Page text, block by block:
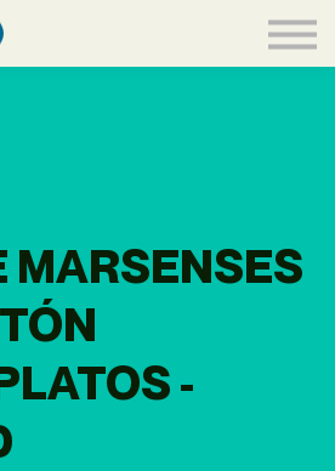
MARSENSES
-